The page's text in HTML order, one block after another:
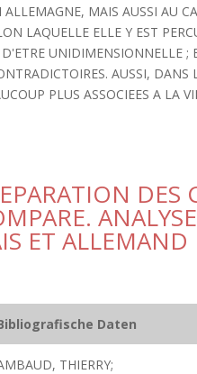
ALLEMAGNE, MAIS AUSSI AU
LAQUELLE ELLE Y EST
UNIDIMENSIONNELLE ;
AUSSI, DANS
PLUS ASSOCIEES A LA
DES
ET ALLEMAND
Daten
THIERRY;